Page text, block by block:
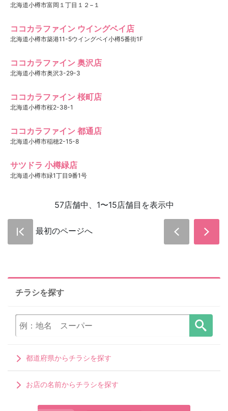
北海道小樽市富岡１丁目１２−１
ココカラファイン ウイングベイ店
北海道小樽市築港11-5ウイングベイ小樽5番街1F
ココカラファイン 奥沢店
北海道小樽市奥沢3-29-3
ココカラファイン 桜町店
北海道小樽市桜2-38-1
ココカラファイン 都通店
北海道小樽市稲穂2-15-8
サツドラ 小樽緑店
北海道小樽市緑1丁目9番1号
57店舗中、1〜15店舗目を表示中
最初のページへ
チラシを探す
都道府県からチラシを探す
お店の名前からチラシを探す